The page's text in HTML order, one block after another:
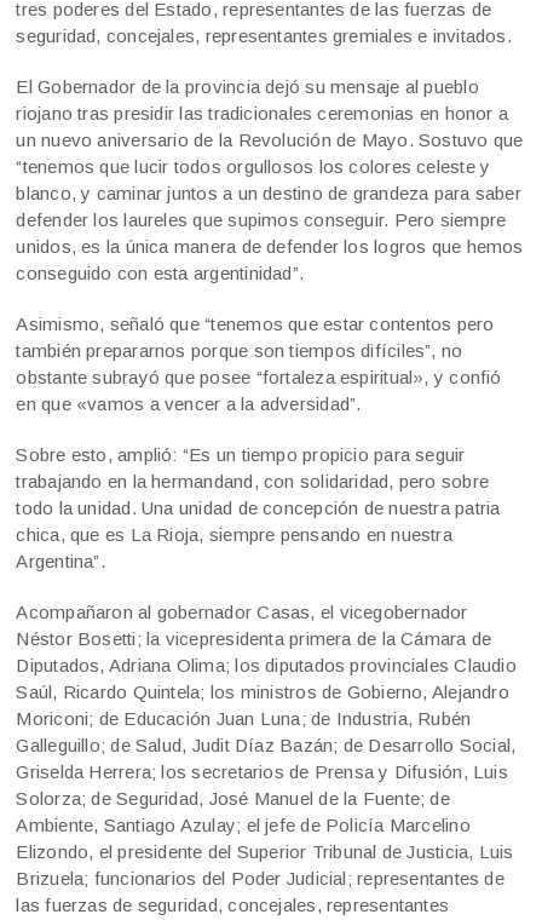
tres poderes del Estado, representantes de las fuerzas de
seguridad, concejales, representantes gremiales e invitados.
El Gobernador de la provincia dejó su mensaje al pueblo
riojano tras presidir las tradicionales ceremonias en honor a
un nuevo aniversario de la Revolución de Mayo. Sostuvo que
“tenemos que lucir todos orgullosos los colores celeste y
blanco, y caminar juntos a un destino de grandeza para saber
defender los laureles que supimos conseguir. Pero siempre
unidos, es la única manera de defender los logros que hemos
conseguido con esta argentinidad”.
Asimismo, señaló que “tenemos que estar contentos pero
también prepararnos porque son tiempos difíciles”, no
obstante subrayó que posee “fortaleza espiritual», y confió
en que «vamos a vencer a la adversidad”.
Sobre esto, amplió: “Es un tiempo propicio para seguir
trabajando en la hermandand, con solidaridad, pero sobre
todo la unidad. Una unidad de concepción de nuestra patria
chica, que es La Rioja, siempre pensando en nuestra
Argentina”.
Acompañaron al gobernador Casas, el vicegobernador
Néstor Bosetti; la vicepresidenta primera de la Cámara de
Diputados, Adriana Olima; los diputados provinciales Claudio
Saúl, Ricardo Quintela; los ministros de Gobierno, Alejandro
Moriconi; de Educación Juan Luna; de Industria, Rubén
Galleguillo; de Salud, Judit Díaz Bazán; de Desarrollo Social,
Griselda Herrera; los secretarios de Prensa y Difusión, Luis
Solorza; de Seguridad, José Manuel de la Fuente; de
Ambiente, Santiago Azulay; el jefe de Policía Marcelino
Elizondo, el presidente del Superior Tribunal de Justicia, Luis
Brizuela; funcionarios del Poder Judicial; representantes de
las fuerzas de seguridad, concejales, representantes